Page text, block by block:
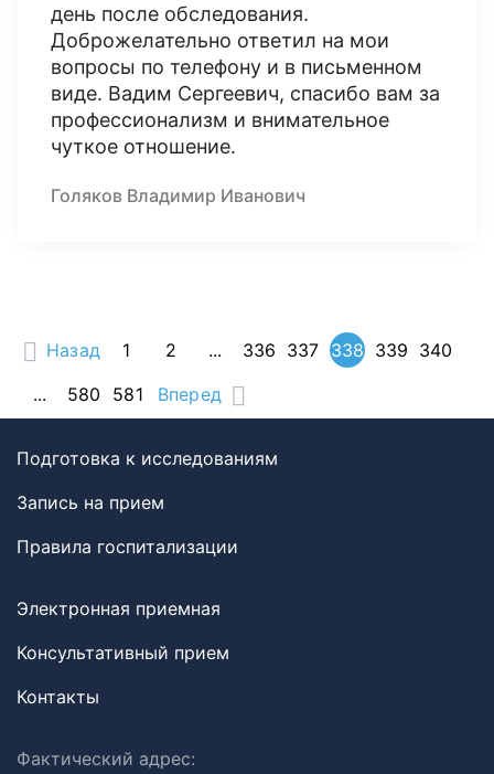
день после обследования.
Доброжелательно ответил на мои
вопросы по телефону и в письменном
виде. Вадим Сергеевич, спасибо вам за
профессионализм и внимательное
чуткое отношение.
Голяков Владимир Иванович
Назад 1 2 ... 336 337 338 339 340
...
580 581 Вперед
Подготовка к исследованиям
Запись на прием
Правила госпитализации
Электронная приемная
Консультативный прием
Контакты
Фактический адрес: